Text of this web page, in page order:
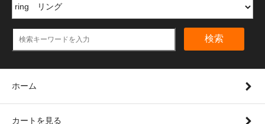
検索
ホーム
カートを見る